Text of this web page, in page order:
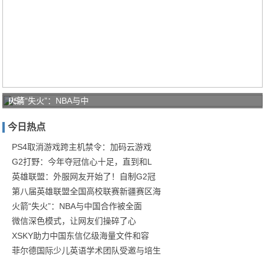
PS4
消
游
戏
跨
主
机
禁
令
火箭“失火”：NBA与中
今日热点
PS4取消游戏跨主机禁令：加码云游戏
G2打野：今年夺冠信心十足，直到和L
英雄联盟：外服网友开始了！自制G2冠
第八届英雄联盟全国高校联赛新疆赛区海
火箭“失火”：NBA与中国合作被全面
微信深色模式，让网友们操碎了心
XSKY助力中国东信亿级海量文件和容
菲尔德国际少儿英语学术团队受邀与培生